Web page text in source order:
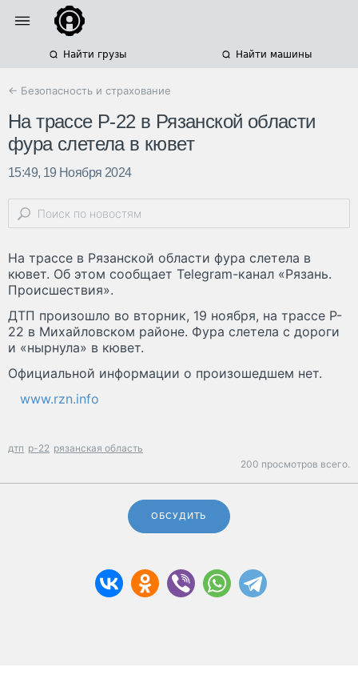
Найти грузы Найти машины
← Безопасность и страхование
На трассе Р-22 в Рязанской области
фура слетела в кювет
15:49, 19 Ноября 2024
На трассе в Рязанской области фура слетела в
кювет. Об этом сообщает Telegram-канал «Рязань.
Происшествия».
ДТП произошло во вторник, 19 ноября, на трассе P-
22 в Михайловском районе. Фура слетела с дороги
и «нырнула» в кювет.
Официальной информации о произошедшем нет.
www.rzn.info
дтп р-22 рязанская область
200 просмотров всего.
ОБСУДИТЬ